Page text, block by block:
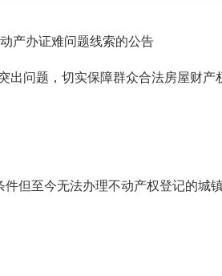
产办证难问题线索的公告
问题，切实保障群众合法房屋财
但至今无法办理不动产权登记的城